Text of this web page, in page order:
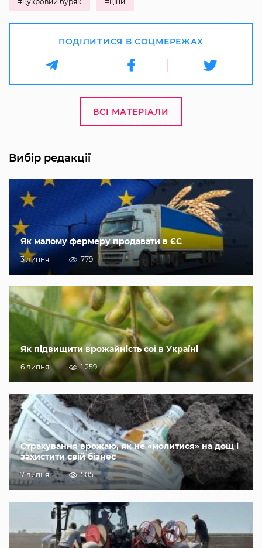
ПОДІЛИТИСЯ В СОЦМЕРЕЖАХ
ВСІ МАТЕРІАЛИ
Вибір редакції
Як малому фермеру продавати в ЄС
3 липня 779
Як підвищити врожайність сої в Україні
6 липня 1 259
Страхування врожаю, як не «молитися» на дощ і
захистити свій бізнес
7 липня 505